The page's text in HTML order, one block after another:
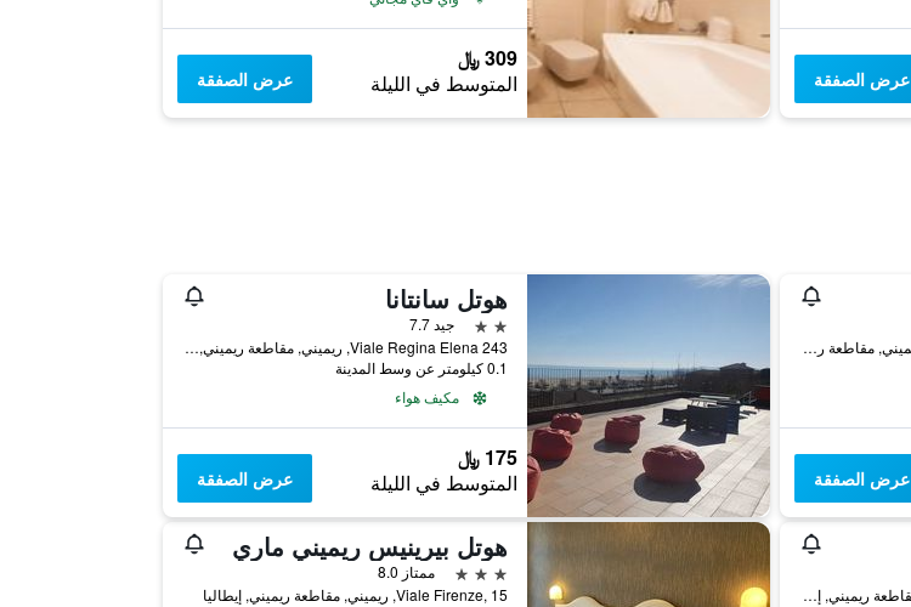
عرض الصفقة
309 ﷼
المتوسط في الليلة عرض الصفقة
Viale Delle Rimembranze, 91, ريميني, مقاطعة ريميني, إيطاليا
عرض الصفقة
هوتل سانتانا
2 نجمتين
جيد 7.7
Viale Regina Elena 243, ريميني, مقاطعة ريميني, إيطاليا
0.1 كيلومتر عن وسط المدينة
مكيف هواء
175 ﷼
المتوسط في الليلة عرض الصفقة
Viale San Francesco 2, ريميني, مقاطعة ريميني, إيطاليا
هوتل بيرينيس ريميني ماري
3 نجوم
ممتاز 8.0
Viale Firenze, 15, ريميني, مقاطعة ريميني, إيطاليا